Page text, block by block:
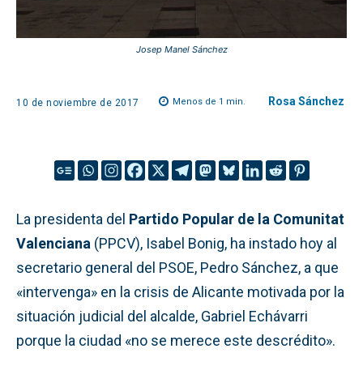
Josep Manel Sánchez
10 de noviembre de 2017 Menos de 1 min. Rosa Sánchez
La presidenta del Partido Popular de la Comunitat
Valenciana (PPCV), Isabel Bonig, ha instado hoy al
secretario general del PSOE, Pedro Sánchez, a que
«intervenga» en la crisis de Alicante motivada por la
situación judicial del alcalde, Gabriel Echávarri
porque la ciudad «no se merece este descrédito».